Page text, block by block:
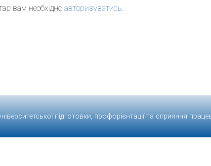
вам необхідно авторизуватись.
підготовки, профорієнтації та сприяння